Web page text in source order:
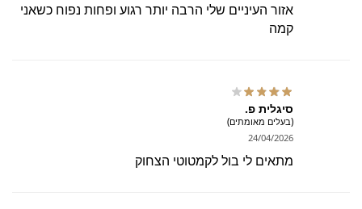
אזור העיניים שלי הרבה יותר רגוע ופחות נפוח כשאני
קמה
סיגלית פ.
(בעלים מאומתים)
24/04/2026
מתאים לי בול לקמטוטי הצחוק